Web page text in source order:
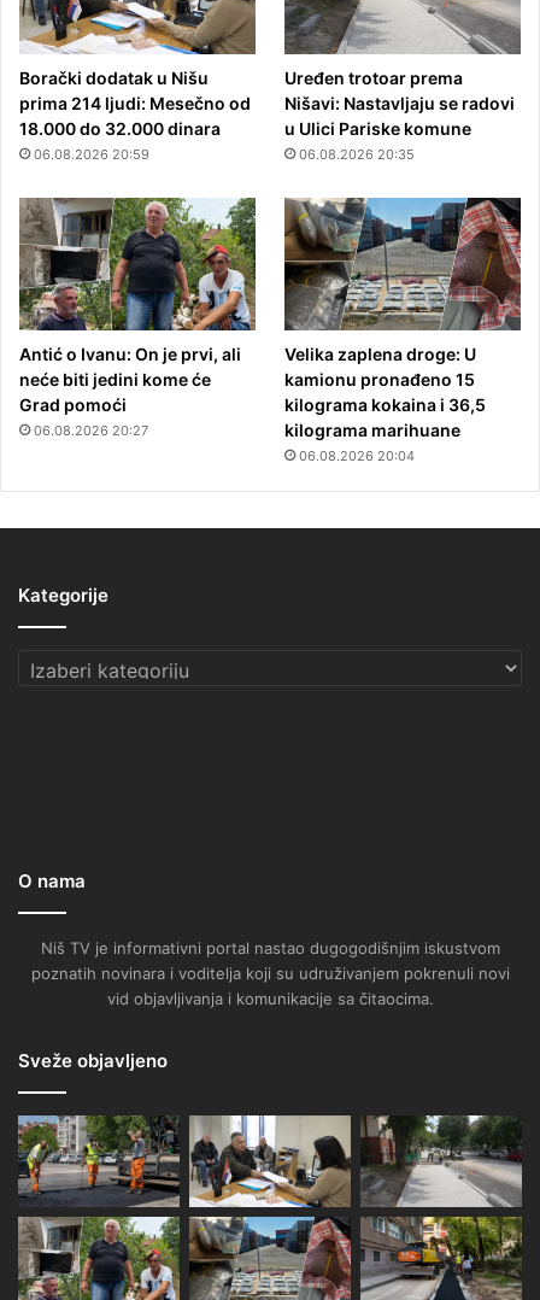
Borački dodatak u Nišu
prima 214 ljudi: Mesečno od
18.000 do 32.000 dinara
06.08.2026 20:59
Uređen trotoar prema
Nišavi: Nastavljaju se radovi
u Ulici Pariske komune
06.08.2026 20:35
Antić o Ivanu: On je prvi, ali
neće biti jedini kome će
Grad pomoći
06.08.2026 20:27
Velika zaplena droge: U
kamionu pronađeno 15
kilograma kokaina i 36,5
kilograma marihuane
06.08.2026 20:04
Kategorije
Kategorije
O nama
Niš TV je informativni portal nastao dugogodišnjim iskustvom
poznatih novinara i voditelja koji su udruživanjem pokrenuli novi
vid objavljivanja i komunikacije sa čitaocima.
Sveže objavljeno